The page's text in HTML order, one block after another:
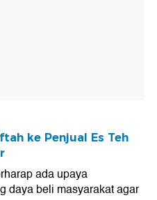
ke Penjual Es Teh
ada upaya
daya beli masyarakat agar